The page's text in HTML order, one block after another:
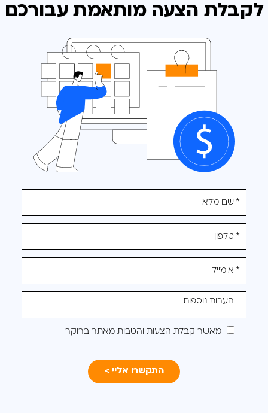
לקבלת הצעה מותאמת עבורכם
אנא
מלאו
את
טופס
לקבלת
הצעה
מותאמת
מאשר קבלת הצעות והטבות מאתר ברוקר